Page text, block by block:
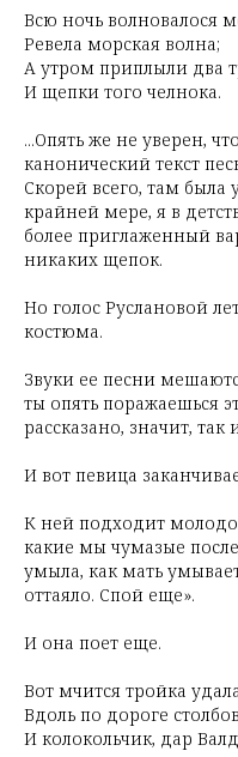
Всю ночь волновалося
Ревела морская волна;
А утром приплыли два
И щепки того челнока.
...Опять же не уверен,
канонический текст
Скорей всего, там была
крайней мере, я в
более приглаженный
никаких щепок.
Но голос Руслановой
костюма.
Звуки ее песни
ты опять поражаешься
рассказано, значит, так
И вот певица
К ней подходит
какие мы чумазые
умыла, как мать
оттаяло. Спой еще».
И она поет еще.
Вот мчится тройка
Вдоль по дороге
И колокольчик, дар